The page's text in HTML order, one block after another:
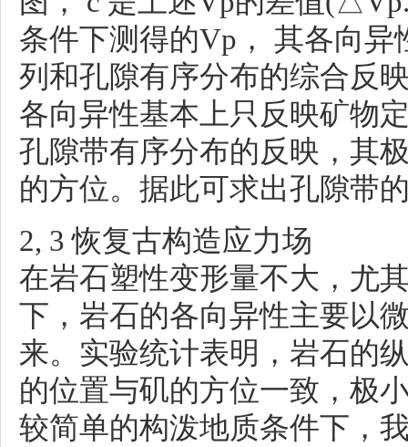
条件下测得的Vp， 其各向
列和孔隙有序分布的综合反
各向异性基本上只反映矿物
孔隙带有序分布的反映，其
的方位。据此可求出孔隙带
2, 3 恢复古构造应力场
在岩石塑性变形量不大，尤
下，岩石的各向异性主要以
来。实验统计表明，岩石的
的位置与矶的方位一致，极
较简单的构泼地质条件下，